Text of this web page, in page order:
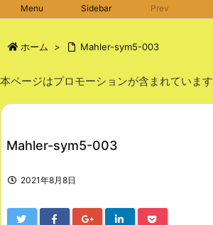
Menu Sidebar Prev
ホーム > Mahler-sym5-003
本ページはプロモーションが含まれています
Mahler-sym5-003
2021年8月8日